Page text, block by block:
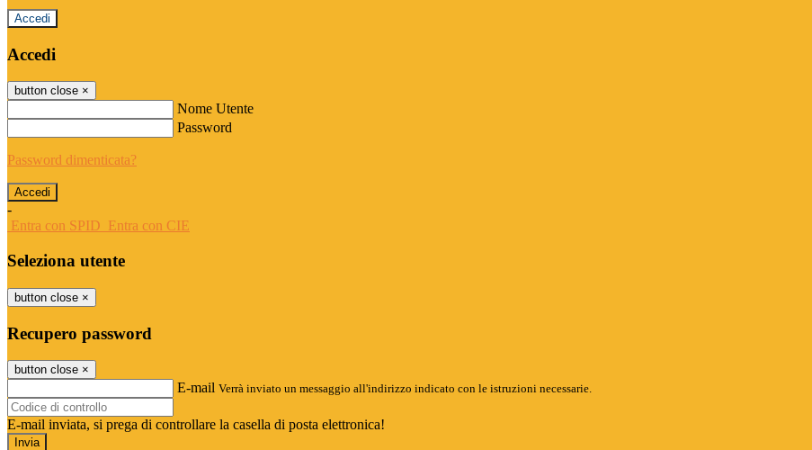
Accedi
Accedi
button close ×
Nome Utente
Password
Password dimenticata?
-
Entra con SPID Entra con CIE
Seleziona utente
button close ×
Recupero password
button close ×
E-mail Verrà inviato un messaggio all'indirizzo indicato con le istruzioni necessarie.
E-mail inviata, si prega di controllare la casella di posta elettronica!